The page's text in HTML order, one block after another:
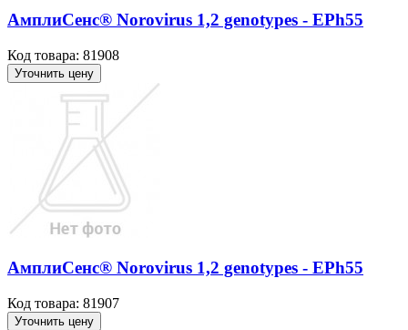
АмплиСенс® Norovirus 1,2 genotypes - EPh55
Код товара: 81908
Уточнить цену
АмплиСенс® Norovirus 1,2 genotypes - EPh55
Код товара: 81907
Уточнить цену